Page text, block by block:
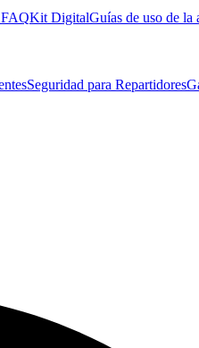
FAQKit DigitalGuías de uso de la
Seguridad para Repartidores